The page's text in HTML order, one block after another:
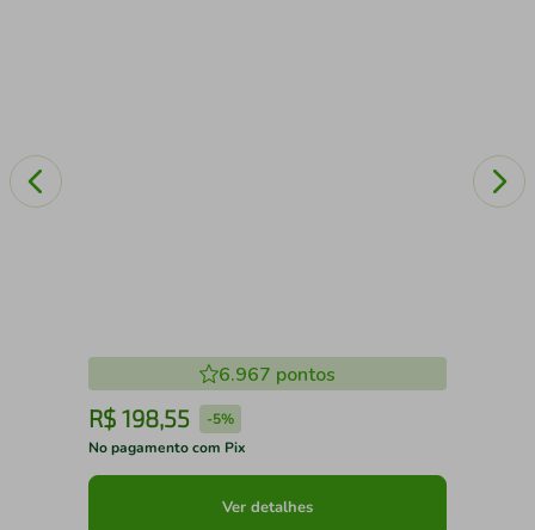
6.967 pontos
R$ 198,55 -5%
No pagamento com Pix
Ver detalhes